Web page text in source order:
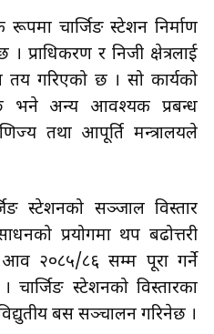
चार्जिङ स्टेशन निर्माण
प्राधिकरण र निजी क्षेत्रलाई
गरिएको छ । सो कार्यको
भने अन्य आवश्यक प्रबन्ध
तथा आपूर्ति मन्त्रालयले
स्टेशनको सञ्जाल विस्तार
प्रयोगमा थप बढोत्तरी
२०८५/८६ सम्म पूरा गर्ने
स्टेशनको विस्तारका
बस सञ्चालन गरिनेछ ।